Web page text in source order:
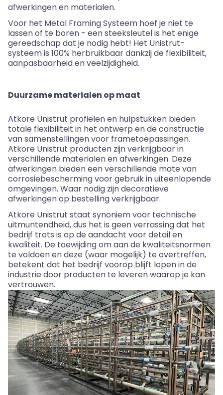
afwerkingen en materialen.
Voor het Metal Framing Systeem hoef je niet te
lassen of te boren - eensteeksleutel is het enige
gereedschap dat je nodig hebt! Het Unistrut-
systeem is 100% herbruikbaar dankzij de flexibiliteit,
aanpasbaarheid en veelzijdigheid.
Duurzame materialen op maat
Atkore Unistrut profielen en hulpstukken bieden
totale flexibiliteit in het ontwerp en de constructie
van samenstellingen voor frametoepassingen.
Atkore Unistrut producten zijn verkrijgbaar in
verschillende materialen en afwerkingen. Deze
afwerkingen bieden een verschillende mate van
corrosiebescherming voor gebruik in uiteenlopende
omgevingen. Waar nodig zijn decoratieve
afwerkingen op bestelling verkrijgbaar.
Atkore Unistrut staat synoniem voor technische
uitmuntendheid, dus het is geen verrassing dat het
bedrijf trots is op de aandacht voor detail en
kwaliteit. De toewijding om aan de kwaliteitsnormen
te voldoen en deze (waar mogelijk) te overtreffen,
betekent dat het bedrijf voorop blijft lopen in de
industrie door producten te leveren waarop je kan
vertrouwen.